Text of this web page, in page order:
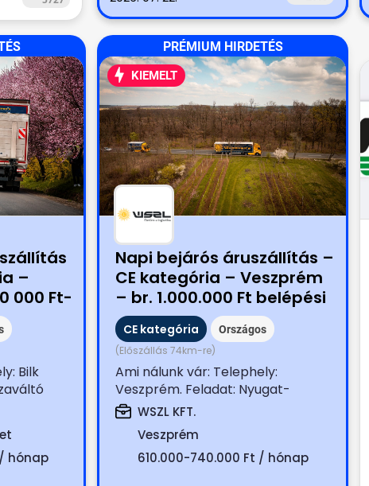
–
000 Ft-
Bilk
hónap
PRÉMIUM HIRDETÉS
KIEMELT
Napi bejárós áruszállítás –
CE kategória – Veszprém
– br. 1.000.000 Ft belépési
bónusszal
CE kategória Országos
(Előszállás 74km-re)
Ami nálunk vár: Telephely:
Veszprém. Feladat: Nyugat-
Magyarországi boltok terítése
(száraz,...
WSZL KFT.
Veszprém
610.000-740.000 Ft / hónap